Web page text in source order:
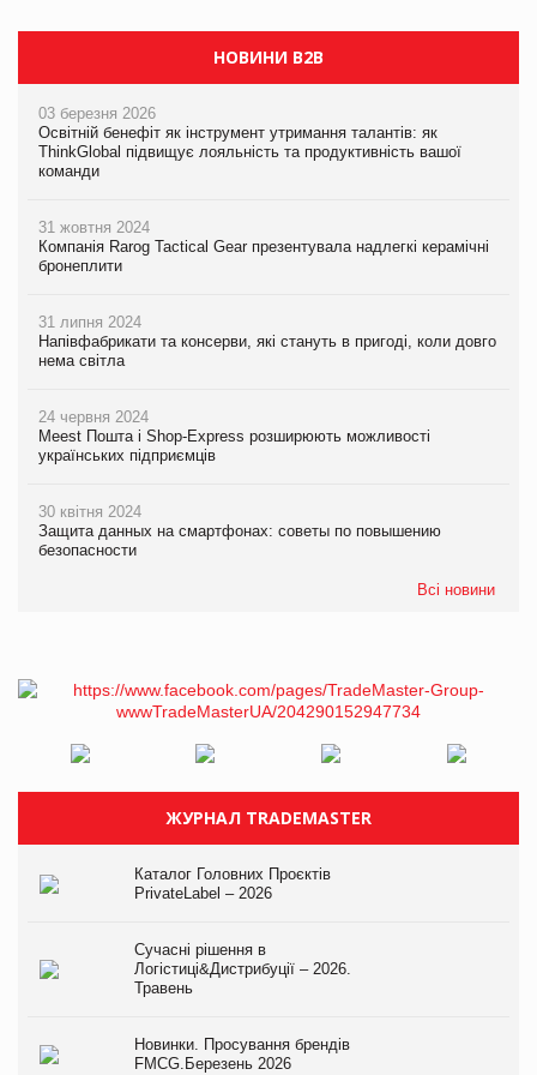
НОВИНИ B2B
03 березня 2026
Освітній бенефіт як інструмент утримання талантів: як
ThinkGlobal підвищує лояльність та продуктивність вашої
команди
31 жовтня 2024
Компанія Rarog Tactical Gear презентувала надлегкі керамічні
бронеплити
31 липня 2024
Напівфабрикати та консерви, які стануть в пригоді, коли довго
нема світла
24 червня 2024
Meest Пошта і Shop-Express розширюють можливості
українських підприємців
30 квітня 2024
Защита данных на смартфонах: советы по повышению
безопасности
Всі новини
ЖУРНАЛ TRADEMASTER
Каталог Головних Проєктів
PrivateLabel – 2026
Сучасні рішення в
Логістиці&Дистрибуції – 2026.
Травень
Новинки. Просування брендів
FMCG.Березень 2026